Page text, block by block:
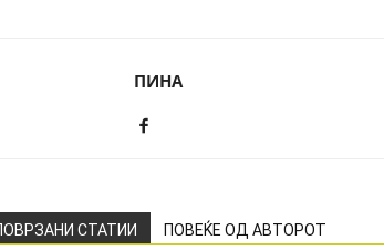
ПИНА
СТАТИИ ПОВЕЌЕ ОД АВТОРОТ